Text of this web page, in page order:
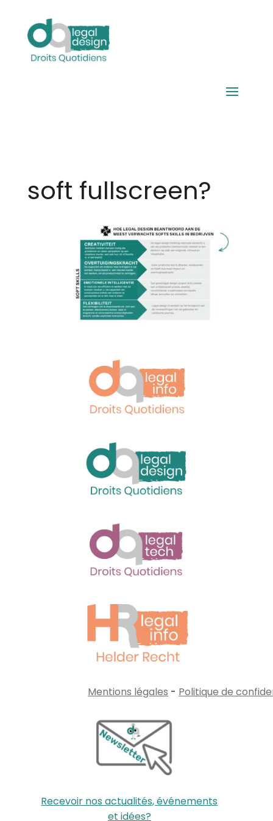
soft fullscreen?
Mentions légales - Politique de
Recevoir nos actualités, événements
et idées?